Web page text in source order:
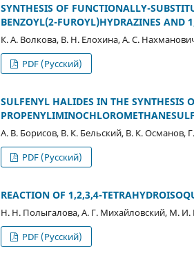
SYNTHESIS OF FUNCTIONALLY-
BENZOYL(2-FUROYL)HYDRAZINES AND
К. А. Волкова, В. Н. Елохина, А. С.
PDF (Русский)
SULFENYL HALIDES IN THE SYNTHESIS
А. В. Борисов, В. К. Бельский, В. К. Османов,
PDF (Русский)
REACTION OF 1,2,3,4-
Н. Н. Полыгалова, А. Г. Михайловский, М. И.
PDF (Русский)